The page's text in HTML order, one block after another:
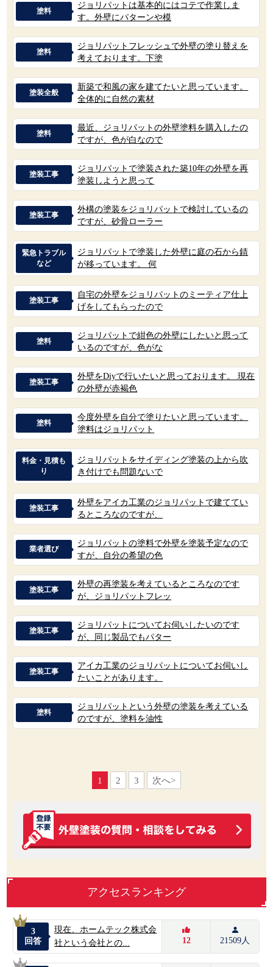
塗料
ジョリパットは基本的にはコテで作業しま
す。外壁にパターンや模
塗料
ジョリパットフレッシュで外壁の塗り替えを
考えております。下塗
塗装全般
新築で和風の家を建てたいと思っています。
全体的に自然の素材
塗料
最近、ジョリパットの外壁塗料を購入したの
ですが、色が白なので
塗装工事
ジョリパットで塗装された築10年の外壁を再
塗装しようと思って
塗装工事
外構の塗装をジョリパットで検討しているの
ですが、砂骨ローラー
緊急トラブル
など
ジョリパットで塗装した外壁に庭の石から錆
が移っています。 何
塗装工事
自宅の外壁をジョリパットのミーティア仕上
げをしてもらったので
塗料
ジョリパットで紺色の外壁にしたいと思って
いるのですが、色がな
塗装工事
外壁をDiyで行いたいと思っております。 現在
の外壁が赤褐色
塗料
今度外壁を自分で塗りたいと思っています。
塗料はジョリパット
料金・見積も
り
ジョリパットをサイディング塗装の上から吹
き付けでも問題ないで
塗装工事
外壁をアイカ工業のジョリパットで建ててい
るところなのですが、
業者選び
ジョリパットの塗料で外壁を塗装予定なので
すが、自分の希望の色
塗装工事
外壁の再塗装を考えているところなのです
が、ジョリパットフレッ
塗装工事
ジョリパットについてお伺いしたいのです
が、同じ製品でもパター
塗装工事
アイカ工業のジョリパットについてお伺いし
たいことがあります。
塗料
ジョリパットという外壁の塗装を考えている
のですが、塗料を油性
1 2 3 次へ>
アクセスランキング
1
3
回答
現在、ホームテック株式会
社という会社との...
12 21509人